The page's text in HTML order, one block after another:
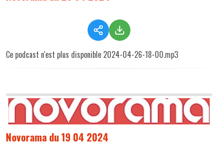
Ce podcast n'est plus disponible 2024-04-26-18-00.mp3
Novorama du 19 04 2024